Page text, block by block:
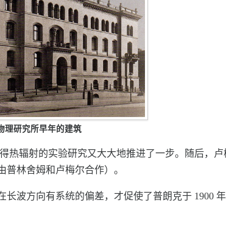
理研究所早年的建筑
辐射的实验研究又大大地推进了一步。随后，卢
林舍姆和卢梅尔合作）。
波方向有系统的偏差，才促使了普朗克于 1900